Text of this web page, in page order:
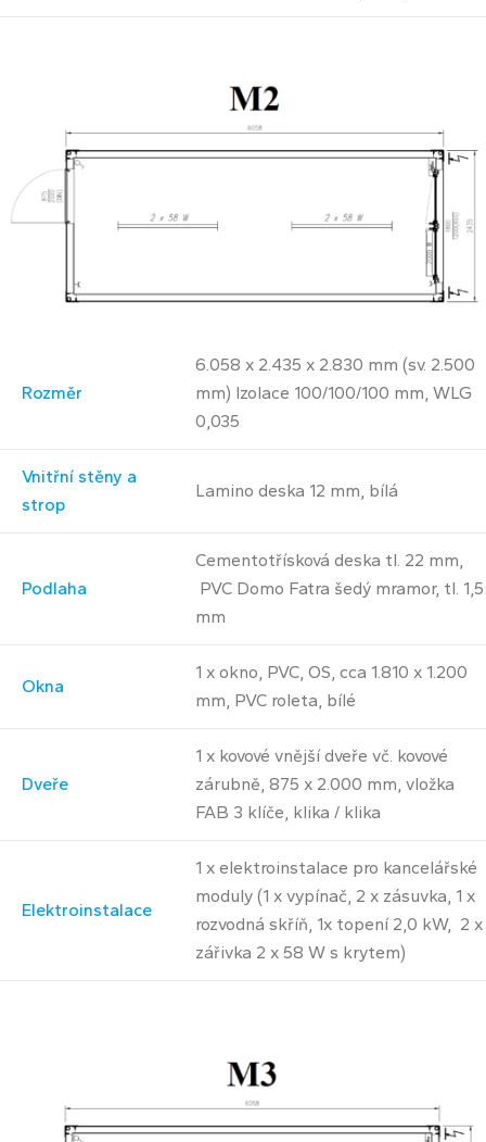
Rozměr
6.058 x 2.435 x 2.830 mm (sv. 2.500
mm) Izolace 100/100/100 mm, WLG
0,035
Vnitřní stěny a
strop
Lamino deska 12 mm, bílá
Podlaha
Cementotřísková deska tl. 22 mm,
PVC Domo Fatra šedý mramor, tl. 1,5
mm
Okna
1 x okno, PVC, OS, cca 1.810 x 1.200
mm, PVC roleta, bílé
Dveře
1 x kovové vnější dveře vč. kovové
zárubně, 875 x 2.000 mm, vložka
FAB 3 klíče, klika / klika
Elektroinstalace
1 x elektroinstalace pro kancelářské
moduly (1 x vypínač, 2 x zásuvka, 1 x
rozvodná skříň, 1x topení 2,0 kW, 2 x
zářivka 2 x 58 W s krytem)